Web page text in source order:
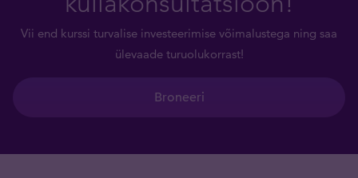
Vii end kurssi turvalise investeerimise võimalustega ning saa
ülevaade turuolukorrast!
Broneeri